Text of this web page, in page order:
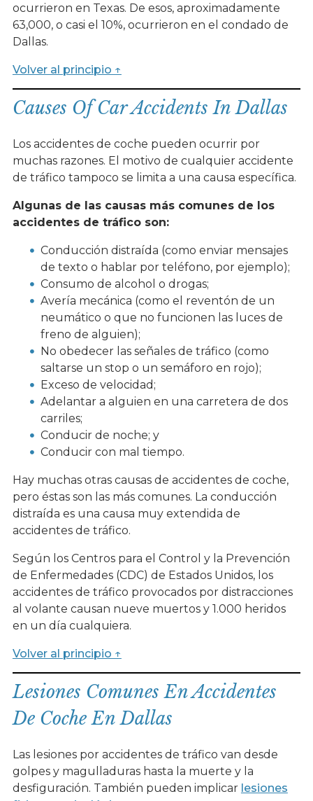
ocurrieron en Texas. De esos, aproximadamente
63,000, o casi el 10%, ocurrieron en el condado de
Dallas.
Volver al principio ↑
Causes Of Car Accidents In Dallas
Los accidentes de coche pueden ocurrir por
muchas razones. El motivo de cualquier accidente
de tráfico tampoco se limita a una causa específica.
Algunas de las causas más comunes de los
accidentes de tráfico son:
Conducción distraída (como enviar mensajes
de texto o hablar por teléfono, por ejemplo);
Consumo de alcohol o drogas;
Avería mecánica (como el reventón de un
neumático o que no funcionen las luces de
freno de alguien);
No obedecer las señales de tráfico (como
saltarse un stop o un semáforo en rojo);
Exceso de velocidad;
Adelantar a alguien en una carretera de dos
carriles;
Conducir de noche; y
Conducir con mal tiempo.
Hay muchas otras causas de accidentes de coche,
pero éstas son las más comunes. La conducción
distraída es una causa muy extendida de
accidentes de tráfico.
Según los Centros para el Control y la Prevención
de Enfermedades (CDC) de Estados Unidos, los
accidentes de tráfico provocados por distracciones
al volante causan nueve muertos y 1.000 heridos
en un día cualquiera.
Volver al principio ↑
Lesiones Comunes En Accidentes
De Coche En Dallas
Las lesiones por accidentes de tráfico van desde
golpes y magulladuras hasta la muerte y la
desfiguración. También pueden implicar lesiones